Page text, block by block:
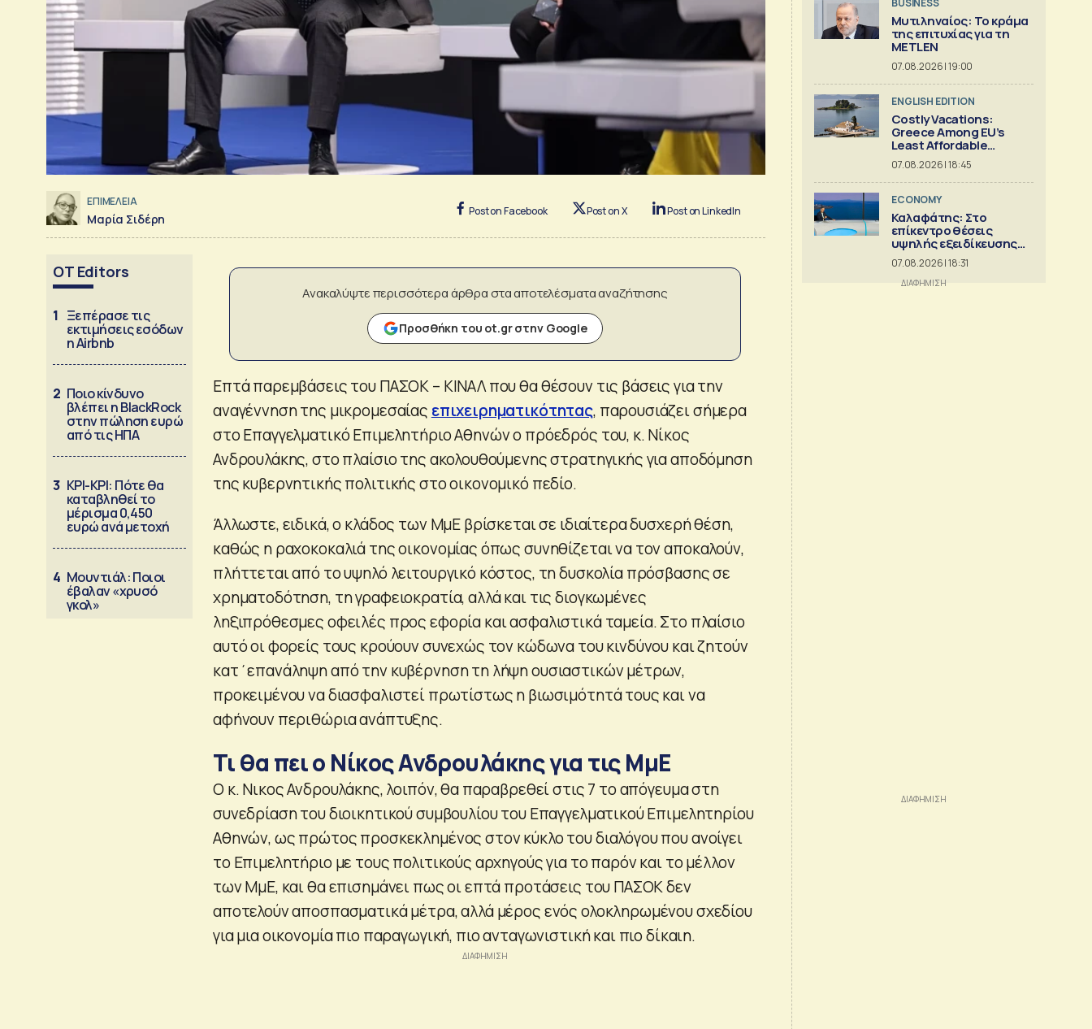
ΕΠΙΜΕΛΕΙΑ
Μαρία Σιδέρη
Post on Facebook Post on X Post on LinkedIn
OT Editors
1 Ξεπέρασε τις
εκτιμήσεις εσόδων
η Airbnb
2 Ποιο κίνδυνο
βλέπει η BlackRock
στην πώληση ευρώ
από τις ΗΠΑ
3 ΚΡΙ-ΚΡΙ: Πότε θα
καταβληθεί το
μέρισμα 0,450
ευρώ ανά μετοχή
4 Μουντιάλ: Ποιοι
έβαλαν «χρυσό
γκολ»
Ανακαλύψτε περισσότερα άρθρα στα αποτελέσματα αναζήτησης
Προσθήκη του ot.gr στην Google
Επτά παρεμβάσεις του ΠΑΣΟΚ – ΚΙΝΑΛ που θα θέσουν τις βάσεις για την
αναγέννηση της μικρομεσαίας επιχειρηματικότητας, παρουσιάζει σήμερα
στο Επαγγελματικό Επιμελητήριο Αθηνών ο πρόεδρός του, κ. Νίκος
Ανδρουλάκης, στο πλαίσιο της ακολουθούμενης στρατηγικής για αποδόμηση
της κυβερνητικής πολιτικής στο οικονομικό πεδίο.
Άλλωστε, ειδικά, ο κλάδος των ΜμΕ βρίσκεται σε ιδιαίτερα δυσχερή θέση,
καθώς η ραχοκοκαλιά της οικονομίας όπως συνηθίζεται να τον αποκαλούν,
πλήττεται από το υψηλό λειτουργικό κόστος, τη δυσκολία πρόσβασης σε
χρηματοδότηση, τη γραφειοκρατία, αλλά και τις διογκωμένες
ληξιπρόθεσμες οφειλές προς εφορία και ασφαλιστικά ταμεία. Στο πλαίσιο
αυτό οι φορείς τους κρούουν συνεχώς τον κώδωνα του κινδύνου και ζητούν
κατ΄επανάληψη από την κυβέρνηση τη λήψη ουσιαστικών μέτρων,
προκειμένου να διασφαλιστεί πρωτίστως η βιωσιμότητά τους και να
αφήνουν περιθώρια ανάπτυξης.
Τι θα πει ο Νίκος Ανδρουλάκης για τις ΜμΕ
Ο κ. Νικος Ανδρουλάκης, λοιπόν, θα παραβρεθεί στις 7 το απόγευμα στη
συνεδρίαση του διοικητικού συμβουλίου του Επαγγελματικού Επιμελητηρίου
Αθηνών, ως πρώτος προσκεκλημένος στον κύκλο του διαλόγου που ανοίγει
το Επιμελητήριο με τους πολιτικούς αρχηγούς για το παρόν και το μέλλον
των ΜμΕ, και θα επισημάνει πως οι επτά προτάσεις του ΠΑΣΟΚ δεν
αποτελούν αποσπασματικά μέτρα, αλλά μέρος ενός ολοκληρωμένου σχεδίου
για μια οικονομία πιο παραγωγική, πιο ανταγωνιστική και πιο δίκαιη.
BUSINESS
Μυτιληναίος: Το κράμα
της επιτυχίας για τη
METLEN
07.08.2026 | 19:00
ENGLISH EDITION
Costly Vacations:
Greece Among EU’s
Least Affordable
Countries
07.08.2026 | 18:45
ECONOMY
Καλαφάτης: Στο
επίκεντρο θέσεις
υψηλής εξειδίκευσης
και AI
07.08.2026 | 18:31